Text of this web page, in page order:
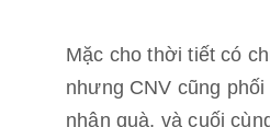
Mặc cho thời tiết có
nhưng CNV cũng
nhận quà, và cuối